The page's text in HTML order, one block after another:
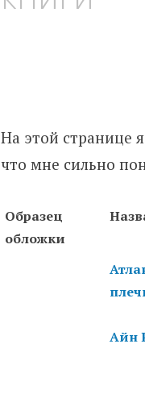
На этой странице
что мне сильно
Образец
обложки
Айн